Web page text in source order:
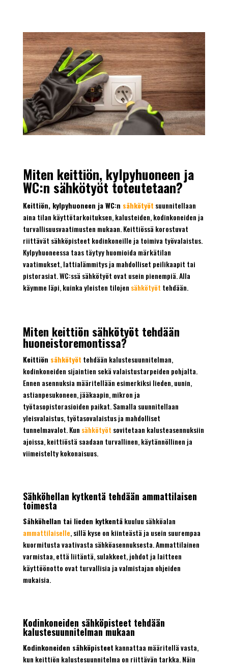
Miten keittiön, kylpyhuoneen ja
WC:n sähkötyöt toteutetaan?
Keittiön, kylpyhuoneen ja WC:n sähkötyöt suunnitellaan
aina tilan käyttötarkoituksen, kalusteiden, kodinkoneiden ja
turvallisuusvaatimusten mukaan. Keittiössä korostuvat
riittävät sähköpisteet kodinkoneille ja toimiva työvalaistus.
Kylpyhuoneessa taas täytyy huomioida märkätilan
vaatimukset, lattialämmitys ja mahdolliset peilikaapit tai
pistorasiat. WC:ssä sähkötyöt ovat usein pienempiä. Alla
käymme läpi, kuinka yleisten tilojen sähkötyöt tehdään.
Miten keittiön sähkötyöt tehdään
huoneistoremontissa?
Keittiön sähkötyöt tehdään kalustesuunnitelman,
kodinkoneiden sijaintien sekä valaistustarpeiden pohjalta.
Ennen asennuksia määritellään esimerkiksi lieden, uunin,
astianpesukoneen, jääkaapin, mikron ja
työtasopistorasioiden paikat. Samalla suunnitellaan
yleisvalaistus, työtasovalaistus ja mahdolliset
tunnelmavalot. Kun sähkötyöt sovitetaan kalusteasennuksiin
ajoissa, keittiöstä saadaan turvallinen, käytännöllinen ja
viimeistelty kokonaisuus.
Sähköhellan kytkentä tehdään ammattilaisen
toimesta
Sähköhellan tai lieden kytkentäkuuluu sähköalan
ammattilaiselle, sillä kyse on kiinteästä ja usein suurempaa
kuormitusta vaativasta sähköasennuksesta. Ammattilainen
varmistaa, että liitäntä, sulakkeet, johdot ja laitteen
käyttöönotto ovat turvallisia ja valmistajan ohjeiden
mukaisia.
Kodinkoneiden sähköpisteet tehdään
kalustesuunnitelman mukaan
Kodinkoneiden sähköpisteet kannattaa määritellä vasta,
kun keittiön kalustesuunnitelma on riittävän tarkka. Näin